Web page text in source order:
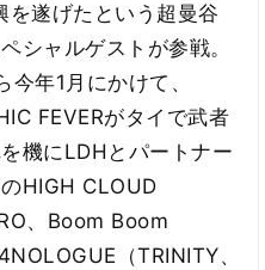
を遂げたという超曼谷
シャルゲストが参戦。
年1月にかけて、
FEVERがタイで武者
機にLDHとパートナー
HIGH CLOUD
、Boom Boom
（TRINITY、